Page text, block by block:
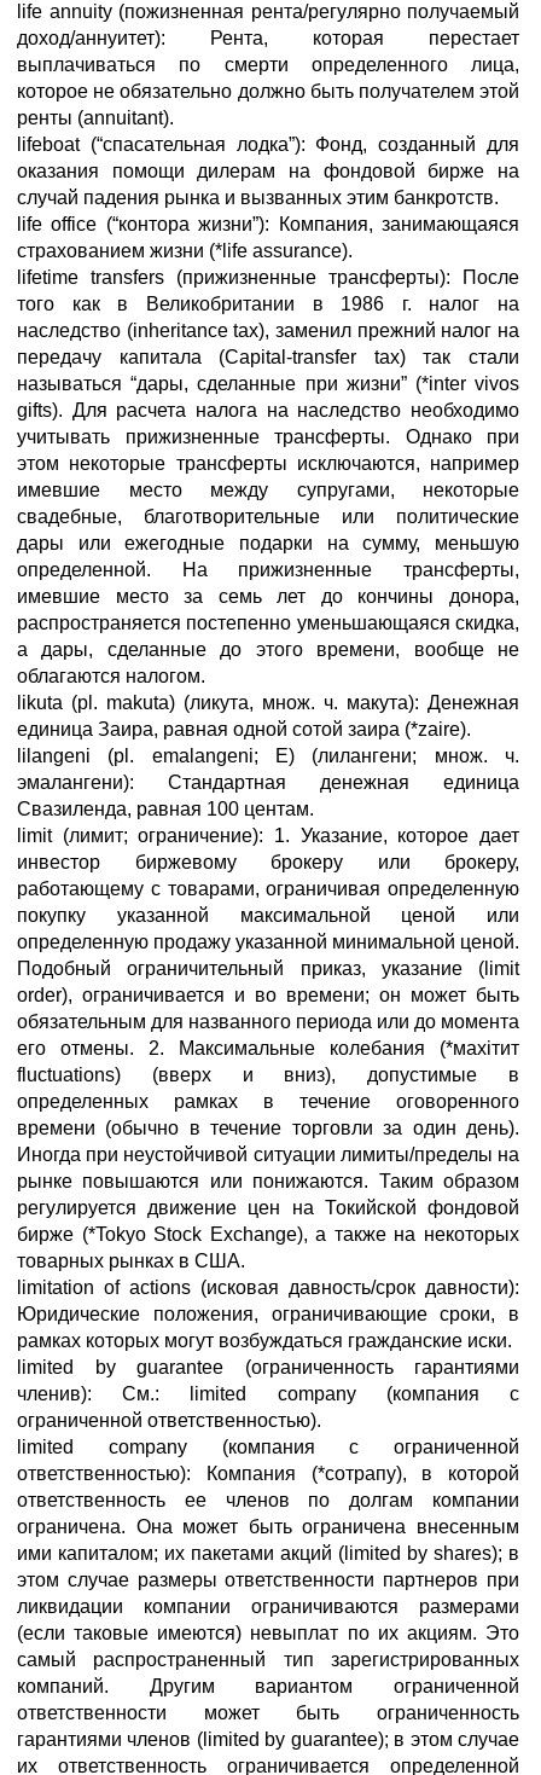
life annuity (пожизненная рента/регулярно получаемый
доход/аннуитет): Рента, которая перестает
выплачиваться по смерти определенного лица,
которое не обязательно должно быть получателем этой
ренты (annuitant).
lifeboat (“спасательная лодка”): Фонд, созданный для
оказания помощи дилерам на фондовой бирже на
случай падения рынка и вызванных этим банкротств.
life office (“контора жизни”): Компания, занимающаяся
страхованием жизни (*life assurance).
lifetime transfers (прижизненные трансферты): После
того как в Великобритании в 1986 г. налог на
наследство (inheritance tax), заменил прежний налог на
передачу капитала (Capital-transfer tax) так стали
называться “дары, сделанные при жизни” (*inter vivos
gifts). Для расчета налога на наследство необходимо
учитывать прижизненные трансферты. Однако при
этом некоторые трансферты исключаются, например
имевшие место между супругами, некоторые
свадебные, благотворительные или политические
дары или ежегодные подарки на сумму, меньшую
определенной. На прижизненные трансферты,
имевшие место за семь лет до кончины донора,
распространяется постепенно уменьшающаяся скидка,
а дары, сделанные до этого времени, вообще не
облагаются налогом.
likuta (pl. makuta) (ликута, множ. ч. макута): Денежная
единица Заира, равная одной сотой заира (*zaire).
lilangeni (pl. emalangeni; E) (лилангени; множ. ч.
эмалангени): Стандартная денежная единица
Свазиленда, равная 100 центам.
limit (лимит; ограничение): 1. Указание, которое дает
инвестор биржевому брокеру или брокеру,
работающему с товарами, ограничивая определенную
покупку указанной максимальной ценой или
определенную продажу указанной минимальной ценой.
Подобный ограничительный приказ, указание (limit
order), ограничивается и во времени; он может быть
обязательным для названного периода или до момента
его отмены. 2. Максимальные колебания (*махiтит
fluctuations) (вверх и вниз), допустимые в
определенных рамках в течение оговоренного
времени (обычно в течение торговли за один день).
Иногда при неустойчивой ситуации лимиты/пределы на
рынке повышаются или понижаются. Таким образом
регулируется движение цен на Токийской фондовой
бирже (*Tokyo Stock Exchange), а также на некоторых
товарных рынках в США.
limitation of actions (исковая давность/срок давности):
Юридические положения, ограничивающие сроки, в
рамках которых могут возбуждаться гражданские иски.
limited by guarantee (ограниченность гарантиями
членив): См.: limited company (компания с
ограниченной ответственностью).
limited company (компания с ограниченной
ответственностью): Компания (*сотрапу), в которой
ответственность ее членов по долгам компании
ограничена. Она может быть ограничена внесенным
ими капиталом; их пакетами акций (limited by shares); в
этом случае размеры ответственности партнеров при
ликвидации компании ограничиваются размерами
(если таковые имеются) невыплат по их акциям. Это
самый распространенный тип зарегистрированных
компаний. Другим вариантом ограниченной
ответственности может быть ограниченность
гарантиями членов (limited by guarantee); в этом случае
их ответственность ограничивается определенной